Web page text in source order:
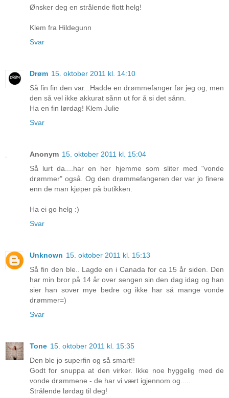
Ønsker deg en strålende flott helg!
Klem fra Hildegunn
Svar
Drøm 15. oktober 2011 kl. 14:10
Så fin fin den var...Hadde en drømmefanger før jeg og, men
den så vel ikke akkurat sånn ut for å si det sånn.
Ha en fin lørdag! Klem Julie
Svar
Anonym 15. oktober 2011 kl. 15:04
Så lurt da....har en her hjemme som sliter med "vonde
drømmer" også. Og den drømmefangeren der var jo finere
enn de man kjøper på butikken.
Ha ei go helg :)
Svar
Unknown 15. oktober 2011 kl. 15:13
Så fin den ble.. Lagde en i Canada for ca 15 år siden. Den
har min bror på 14 år over sengen sin den dag idag og han
sier han sover mye bedre og ikke har så mange vonde
drømmer=)
Svar
Tone 15. oktober 2011 kl. 15:35
Den ble jo superfin og så smart!!
Godt for snuppa at den virker. Ikke noe hyggelig med de
vonde drømmene - de har vi vært igjennom og.....
Strålende lørdag til deg!